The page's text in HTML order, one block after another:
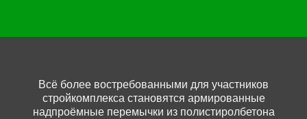
Всё более востребованными для участников
стройкомплекса становятся армированные
надпроёмные перемычки из полистиролбетона